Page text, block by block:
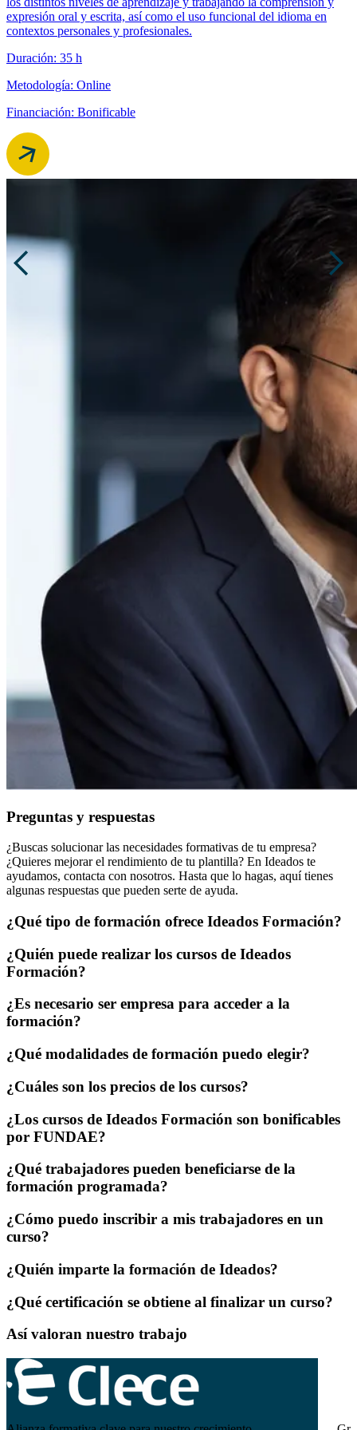
expresión oral y escrita, así como el uso funcional del idioma en
contextos personales y profesionales.
Duración: 35 h
Metodología: Online
Financiación: Bonificable
Preguntas y respuestas
¿Buscas solucionar las necesidades formativas de tu empresa?
¿Quieres mejorar el rendimiento de tu plantilla? En Ideados te
ayudamos, contacta con nosotros. Hasta que lo hagas, aquí tienes
algunas respuestas que pueden serte de ayuda.
¿Qué tipo de formación ofrece Ideados Formación?
¿Quién puede realizar los cursos de Ideados
Formación?
¿Es necesario ser empresa para acceder a la
formación?
¿Qué modalidades de formación puedo elegir?
¿Cuáles son los precios de los cursos?
¿Los cursos de Ideados Formación son bonificables
por FUNDAE?
¿Qué trabajadores pueden beneficiarse de la
formación programada?
¿Cómo puedo inscribir a mis trabajadores en un
curso?
¿Quién imparte la formación de Ideados?
¿Qué certificación se obtiene al finalizar un curso?
Así valoran nuestro trabajo